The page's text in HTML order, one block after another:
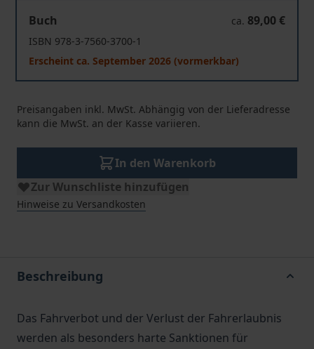
Buch
ca. 89,00 €
ISBN 978-3-7560-3700-1
Erscheint ca. September 2026 (vormerkbar)
Preisangaben inkl. MwSt. Abhängig von der Lieferadresse
kann die MwSt. an der Kasse variieren.
In den Warenkorb
Zur Wunschliste hinzufügen
Hinweise zu Versandkosten
Beschreibung
Das Fahrverbot und der Verlust der Fahrerlaubnis
werden als besonders harte Sanktionen für